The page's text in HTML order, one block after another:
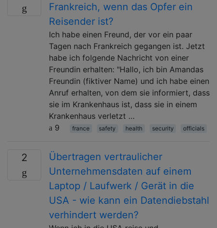
Frankreich, wenn das Opfer ein
Reisender ist?
Ich habe einen Freund, der vor ein paar
Tagen nach Frankreich gegangen ist. Jetzt
habe ich folgende Nachricht von einer
Freundin erhalten: "Hallo, ich bin Amandas
Freundin (fiktiver Name) und ich habe einen
Anruf erhalten, von dem sie informiert, dass
sie im Krankenhaus ist, dass sie in einem
Krankenhaus verletzt …
9
france safety health security officials
2
Übertragen vertraulicher
Unternehmensdaten auf einem
Laptop / Laufwerk / Gerät in die
USA - wie kann ein Datendiebstahl
verhindert werden?